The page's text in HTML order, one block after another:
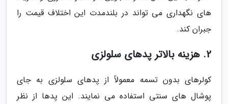
های نگهداری می تواند در بلندمدت این اختلاف قیمت را
جبران کند.
2. هزینه بالاتر پدهای سلولزی
کولرهای بدون تسمه معمولاً از پدهای سلولزی به جای
پوشال های سنتی استفاده می نمایند. این پدها از نظر